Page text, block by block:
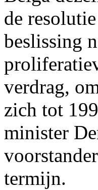
de
beslissing
verdrag,
zich tot
minister
termijn.